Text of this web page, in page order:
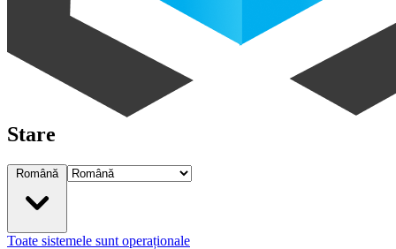
Stare
Română
Toate sistemele sunt operaționale